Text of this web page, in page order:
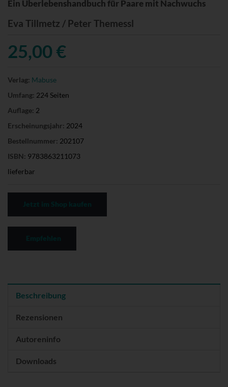
Ein Überlebenshandbuch für Paare mit Nachwuchs
Eva Tillmetz / Peter Themessl
25,00 €
Verlag: Mabuse
Umfang: 224 Seiten
Auflage: 2
Erscheinungsjahr: 2024
Bestellnummer: 202107
ISBN: 9783863211073
lieferbar
Beschreibung
Rezensionen
Autoreninfo
Downloads